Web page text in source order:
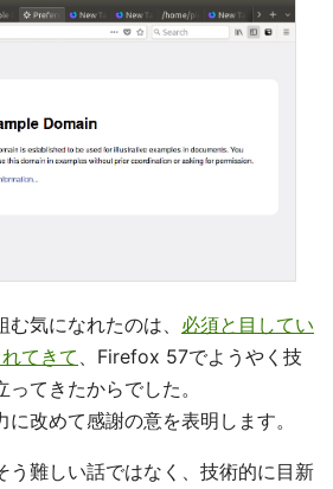
気になれたのは、 必須と目してい
てきて 、Firefox 57でようやく技
てきたからでした。
改めて感謝の意を表明します。
う難しい話ではなく、技術的に目新